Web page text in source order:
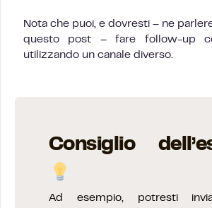
Nota che puoi, e dovresti – ne
questo post – fare follow-up
utilizzando un canale diverso.
Consiglio
Ad esempio, potresti